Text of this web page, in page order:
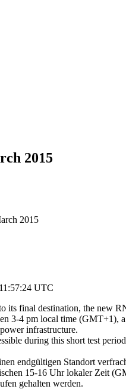
2015
2015
UTC
its final destination, the new
3-4 pm local time (GMT+1),
infrastructure.
during this short test
endgültigen Standort
15-16 Uhr lokaler Zeit
gehalten werden.